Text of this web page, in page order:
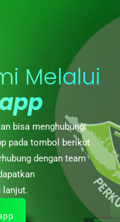
Melalui
bisa menghubungi
pada tombol berikut
dengan team
lanjut.